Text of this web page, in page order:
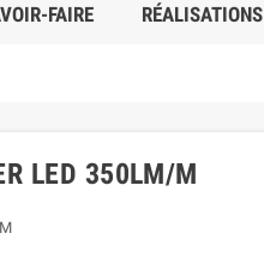
FAIRE RÉALISATIONS
LED 350LM/M